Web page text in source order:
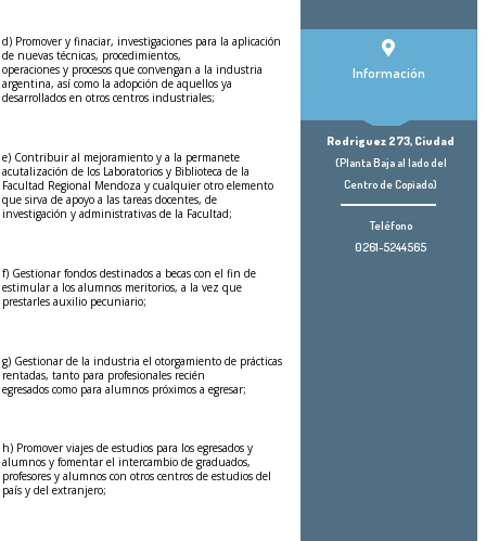
d) Promover y finaciar, investigaciones para la aplicación
de nuevas técnicas, procedimientos,
operaciones y procesos que convengan a la industria
argentina, así como la adopción de aquellos ya
desarrollados en otros centros industriales;
e) Contribuir al mejoramiento y a la permanete
acutalización de los Laboratorios y Biblioteca de la
Facultad Regional Mendoza y cualquier otro elemento
que sirva de apoyo a las tareas docentes, de
investigación y administrativas de la Facultad;
f) Gestionar fondos destinados a becas con el fin de
estimular a los alumnos meritorios, a la vez que
prestarles auxilio pecuniario;
g) Gestionar de la industria el otorgamiento de prácticas
rentadas, tanto para profesionales recién
egresados como para alumnos próximos a egresar;
h) Promover viajes de estudios para los egresados y
alumnos y fomentar el intercambio de graduados,
profesores y alumnos con otros centros de estudios del
país y del extranjero;
Información
Rodriguez 273, Ciudad
(Planta Baja al lado del
Centro de Copiado)
Teléfono
0261-5244565